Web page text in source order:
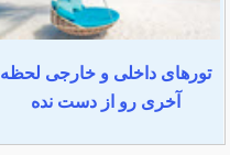
تورهای داخلی و خارجی لحظه
آخری رو از دست نده